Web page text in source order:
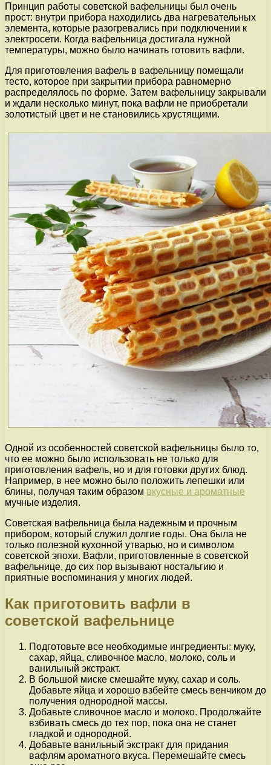
Принцип работы советской вафельницы был очень
прост: внутри прибора находились два нагревательных
элемента, которые разогревались при подключении к
электросети. Когда вафельница достигала нужной
температуры, можно было начинать готовить вафли.
Для приготовления вафель в вафельницу помещали
тесто, которое при закрытии прибора равномерно
распределялось по форме. Затем вафельницу закрывали
и ждали несколько минут, пока вафли не приобретали
золотистый цвет и не становились хрустящими.
Одной из особенностей советской вафельницы было то,
что ее можно было использовать не только для
приготовления вафель, но и для готовки других блюд.
Например, в нее можно было положить лепешки или
блины, получая таким образом вкусные и ароматные
мучные изделия.
Советская вафельница была надежным и прочным
прибором, который служил долгие годы. Она была не
только полезной кухонной утварью, но и символом
советской эпохи. Вафли, приготовленные в советской
вафельнице, до сих пор вызывают ностальгию и
приятные воспоминания у многих людей.
Как приготовить вафли в
советской вафельнице
Подготовьте все необходимые ингредиенты: муку,
сахар, яйца, сливочное масло, молоко, соль и
ванильный экстракт.
В большой миске смешайте муку, сахар и соль.
Добавьте яйца и хорошо взбейте смесь венчиком до
получения однородной массы.
Добавьте сливочное масло и молоко. Продолжайте
взбивать смесь до тех пор, пока она не станет
гладкой и однородной.
Добавьте ванильный экстракт для придания
вафлям ароматного вкуса. Перемешайте смесь